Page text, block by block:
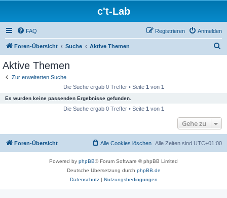
c't-Lab
FAQ Anmelden
Registrieren
Foren-Übersicht Suche Aktive Themen
Aktive Themen
Zur erweiterten Suche
Die Suche ergab 0 Treffer • Seite 1 von 1
Es wurden keine passenden Ergebnisse gefunden.
Die Suche ergab 0 Treffer • Seite 1 von 1
Gehe zu
Foren-Übersicht Alle Zeiten sind UTC+01:00
Alle Cookies löschen
Powered by phpBB® Forum Software © phpBB Limited
Deutsche Übersetzung durch phpBB.de
Datenschutz| Nutzungsbedingungen